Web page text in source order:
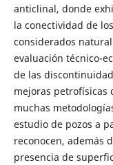
anticlinal, donde
la conectividad de
considerados
evaluación técnico-
de las
mejoras petrofísicas
muchas
estudio de pozos a
reconocen, además
presencia de